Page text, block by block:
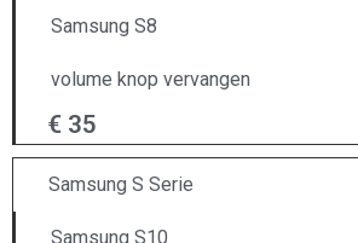
Samsung S8
volume knop vervangen
€ 35
Samsung S Serie
Samsung S10